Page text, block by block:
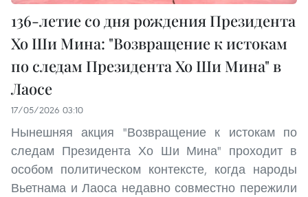
136-летие со дня рождения Президента
Хо Ши Мина: "Возвращение к истокам
по следам Президента Хо Ши Мина" в
Лаосе
17/05/2026 03:10
Нынешняя акция "Возвращение к истокам по
следам Президента Хо Ши Мина" проходит в
особом политическом контексте, когда народы
Вьетнама и Лаоса недавно совместно пережили